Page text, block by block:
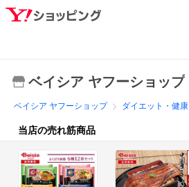
ベイシア ヤフーショップ
ベイシア ヤフーショップ ダイエット・健康